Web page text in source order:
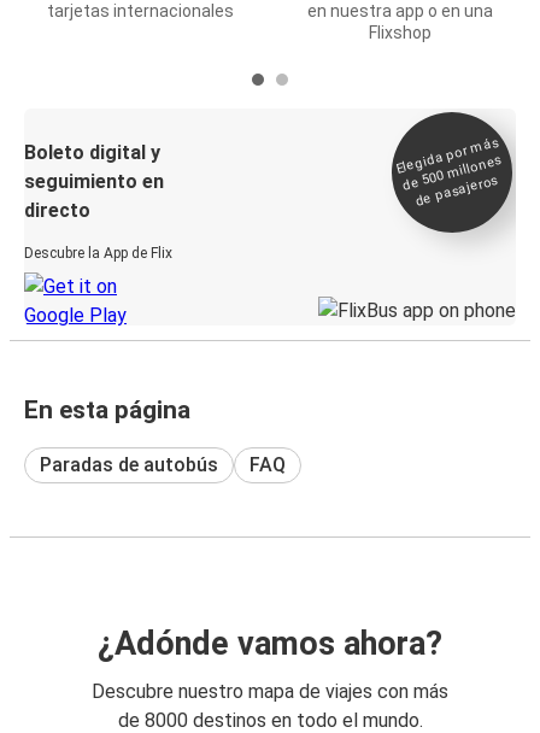
tarjetas internacionales
en nuestra app o en una
Flixshop
Boleto digital y
seguimiento en
directo
Descubre la App de Flix
Elegida por
más
de 500
millones
de pasajeros
En esta página
Paradas de autobús FAQ
¿Adónde vamos ahora?
Descubre nuestro mapa de viajes con más
de 8000 destinos en todo el mundo.